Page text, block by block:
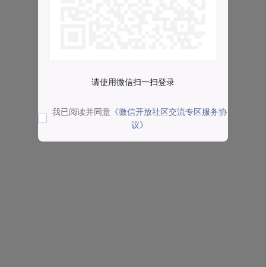
请使用微信扫一扫登录
我已阅读并同意 《微信开放社区交流专区服务协
议》